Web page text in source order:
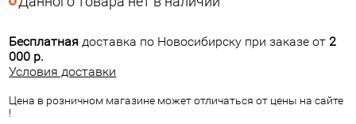
Бесплатная доставка по Новосибирску при заказе от 2
000 р.
Условия доставки
Цена в розничном магазине может отличаться от цены на сайте
!